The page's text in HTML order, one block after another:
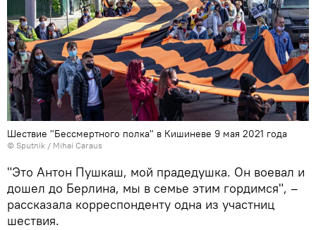
Шествие "Бессмертного полка" в Кишиневе 9 мая 2021 года
© Sputnik / Mihai Caraus
"Это Антон Пушкаш, мой прадедушка. Он воевал и
дошел до Берлина, мы в семье этим гордимся", –
рассказала корреспонденту одна из участниц
шествия.